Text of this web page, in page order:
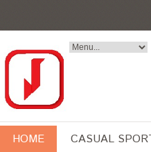
HOME CASUAL